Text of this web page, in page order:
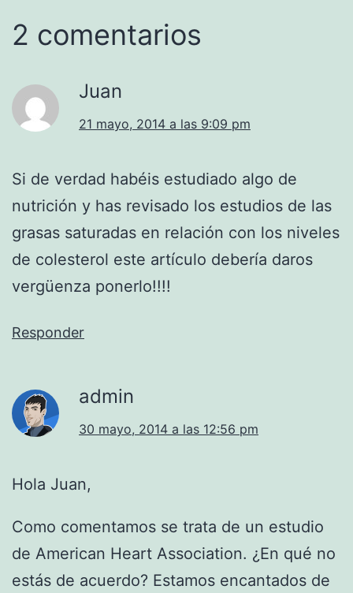
2 comentarios
Juan
21 mayo, 2014 a las 9:09 pm
Si de verdad habéis estudiado algo de
nutrición y has revisado los estudios de las
grasas saturadas en relación con los niveles
de colesterol este artículo debería daros
vergüenza ponerlo!!!!
Responder
admin
30 mayo, 2014 a las 12:56 pm
Hola Juan,
Como comentamos se trata de un estudio
de American Heart Association. ¿En qué no
estás de acuerdo? Estamos encantados de